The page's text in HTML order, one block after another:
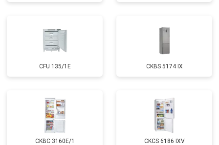
CFU 135/1E CKBS 5174 IX
CKBC 3160E/1 CKCS 6186 IXV